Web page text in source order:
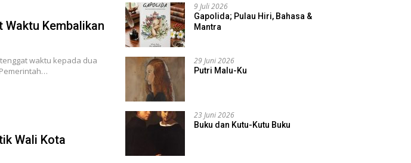
Waktu Kembalikan
waktu kepada dua
Wali Kota
9 Juli 2026
Gapolida; Pulau Hiri, Bahasa &
Mantra
29 Juni 2026
Putri Malu-Ku
23 Juni 2026
Buku dan Kutu-Kutu Buku